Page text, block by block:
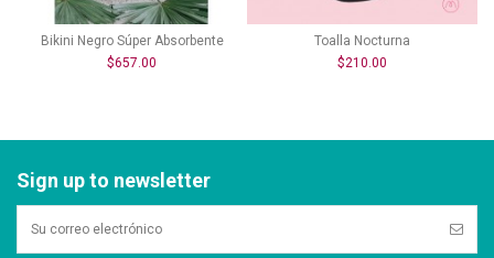
Bikini Negro Súper Absorbente
$657.00
Toalla Nocturna
$210.00
Sign up to newsletter